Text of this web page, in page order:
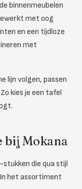
binnenmeubelen
met oog
en een tijdloze
met
lijn volgen, passen
kies je een tafel
bij Mokana
stukken die qua stijl
het assortiment